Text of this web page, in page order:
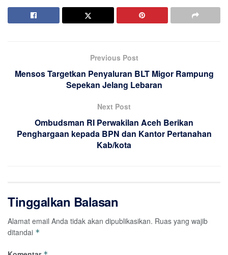
Previous Post
Mensos Targetkan Penyaluran BLT Migor Rampung
Sepekan Jelang Lebaran
Next Post
Ombudsman RI Perwakilan Aceh Berikan
Penghargaan kepada BPN dan Kantor Pertanahan
Kab/kota
Tinggalkan Balasan
Alamat email Anda tidak akan dipublikasikan. Ruas yang wajib
ditandai *